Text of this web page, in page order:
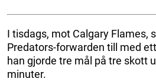
I tisdags, mot Calgary Flames,
Predators-forwarden till med
han gjorde tre mål på tre skott
minuter.